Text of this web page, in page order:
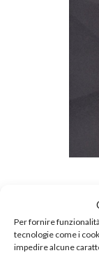
Per fornire
tecnologie come i
impedire alcune
C’è un